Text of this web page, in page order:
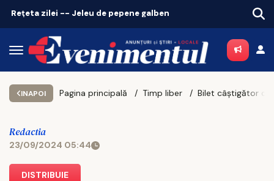
INAPOI Pagina principală Timp liber
Redactia
23/09/2024 05:44
DISTRIBUIE